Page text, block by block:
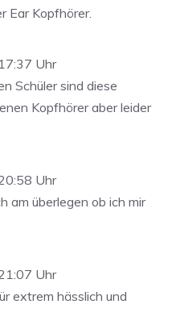
Ear Kopfhörer.
Uhr
Schüler sind diese
Kopfhörer aber leider
Uhr
am überlegen ob ich mir
Uhr
extrem hässlich und